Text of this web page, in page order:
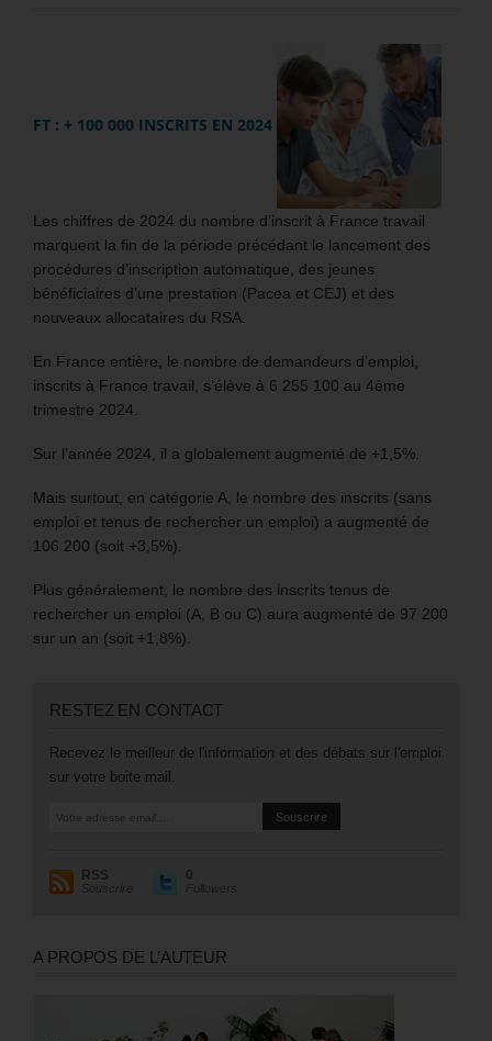
FT : + 100 000 INSCRITS EN 2024
Les chiffres de 2024 du nombre d’inscrit à France travail
marquent la fin de la période précédant le lancement des
procédures d’inscription automatique, des jeunes
bénéficiaires d’une prestation (Pacea et CEJ) et des
nouveaux allocataires du RSA.
En France entière, le nombre de demandeurs d’emploi,
inscrits à France travail, s’élève à 6 255 100 au 4ème
trimestre 2024.
Sur l’année 2024, il a globalement augmenté de +1,5%.
Mais surtout, en catégorie A, le nombre des inscrits (sans
emploi et tenus de rechercher un emploi) a augmenté de
106 200 (soit +3,5%).
Plus généralement, le nombre des inscrits tenus de
rechercher un emploi (A, B ou C) aura augmenté de 97 200
sur un an (soit +1,8%).
RESTEZ EN CONTACT
Recevez le meilleur de l'information et des débats sur l'emploi
sur votre boite mail.
RSS
Souscrire
0
Followers
A PROPOS DE L’AUTEUR